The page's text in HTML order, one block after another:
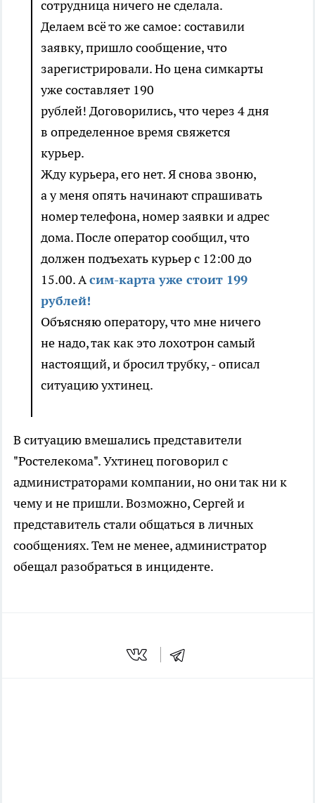
сотрудница ничего не сделала.
Делаем всё то же самое: составили
заявку, пришло сообщение, что
зарегистрировали. Но цена симкарты
уже составляет 190
рублей! Договорились, что через 4 дня
в определенное время свяжется
курьер.
Жду курьера, его нет. Я снова звоню,
а у меня опять начинают спрашивать
номер телефона, номер заявки и адрес
дома. После оператор сообщил, что
должен подъехать курьер с 12:00 до
15.00. Асим-карта уже стоит 199
рублей!
Объясняю оператору, что мне ничего
не надо, так как это лохотрон самый
настоящий, и бросил трубку, - описал
ситуацию ухтинец.
В ситуацию вмешались представители
"Ростелекома". Ухтинец поговорил с
администраторами компании, но они так ни к
чему и не пришли. Возможно, Сергей и
представитель стали общаться в личных
сообщениях. Тем не менее, администратор
обещал разобраться в инциденте.